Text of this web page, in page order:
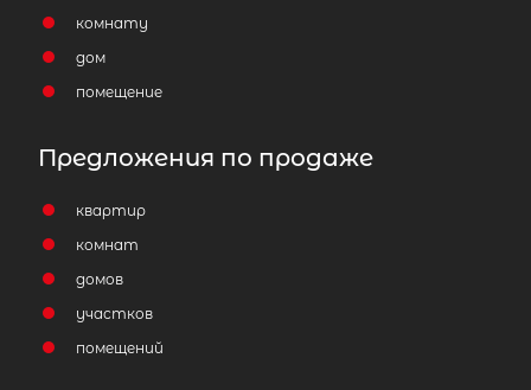
комнату
дом
помещение
Предложения по продаже
квартир
комнат
домов
участков
помещений